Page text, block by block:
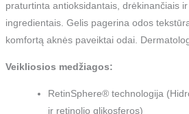
praturtinta antioksidantais, drėkinančiais
ingredientais. Gelis pagerina odos
komfortą aknės paveiktai odai.
Veikliosios medžiagos:
RetinSphere® technologija
ir retinolio glikosferos)